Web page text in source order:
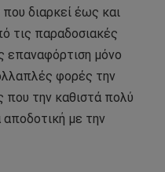
που διαρκεί έως και
τις παραδοσιακές
επαναφόρτιση μόνο
φορές την
που την καθιστά πολύ
αποδοτική με την